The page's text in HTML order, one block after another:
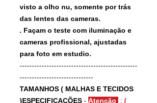
visto a olho nu, somente por trás
das lentes das cameras.
. Façam o teste com iluminação e
cameras profissional, ajustadas
para foto em estudio.
------------------------------------------------
------------------------------
TAMANHOS ( MALHAS E TECIDOS
)ESPECIFICAÇÕES - Atenção : (